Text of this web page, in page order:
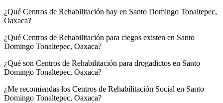
¿Qué Centros de Rehabilitación hay en Santo Domingo Tonaltepec,
Oaxaca?
¿Qué Centros de Rehabilitación para ciegos existen en Santo
Domingo Tonaltepec, Oaxaca?
¿Qué son Centros de Rehabilitación para drogadictos en Santo
Domingo Tonaltepec, Oaxaca?
¿Me recomiendas los Centros de Rehabilitación Social en Santo
Domingo Tonaltepec, Oaxaca?